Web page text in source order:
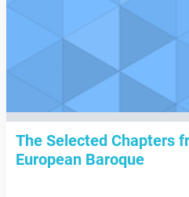
The Selected Chapters
European Baroque